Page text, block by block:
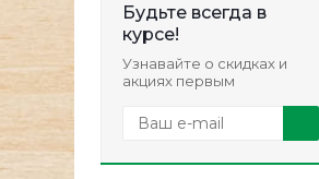
Будьте всегда в
курсе!
Узнавайте о скидках и
акциях первым